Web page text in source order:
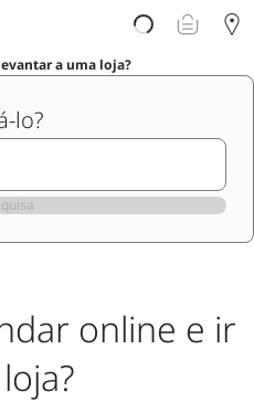
a uma loja?
lo?
online e ir